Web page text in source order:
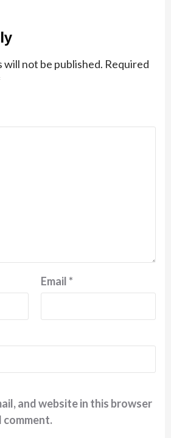
will not be published. Required
Email*
and website in this browser
comment.